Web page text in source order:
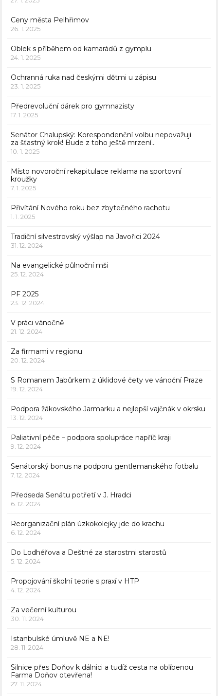
Ceny města Pelhřimov
26. 1. 2025
Oblek s příběhem od kamarádů z gymplu
24. 1. 2025
Ochranná ruka nad českými dětmi u zápisu
23. 1. 2025
Předrevoluční dárek pro gymnazisty
17. 1. 2025
Senátor Chalupský: Korespondenční volbu nepovažuji
za šťastný krok! Bude z toho ještě mrzení…
10. 1. 2025
Místo novoroční rekapitulace reklama na sportovní
kroužky
7. 1. 2025
Přivítání Nového roku bez zbytečného rachotu
1. 1. 2025
Tradiční silvestrovský výšlap na Javořici 2024
31. 12. 2024
Na evangelické půlnoční mši
25. 12. 2024
PF 2025
23. 12. 2024
V práci vánočně
21. 12. 2024
Za firmami v regionu
20. 12. 2024
S Romanem Jabůrkem z úklidové čety ve vánoční Praze
19. 12. 2024
Podpora žákovského Jarmarku a nejlepší vajčnák v okrsku
13. 12. 2024
Paliativní péče – podpora spolupráce napříč kraji
9. 12. 2024
Senátorský bonus na podporu gentlemanského fotbalu
7. 12. 2024
Předseda Senátu potřetí v J. Hradci
6. 12. 2024
Reorganizační plán úzkokolejky jde do krachu
6. 12. 2024
Do Lodhéřova a Deštné za starostmi starostů
5. 12. 2024
Propojování školní teorie s praxí v HTP
4. 12. 2024
Za večerní kulturou
30. 11. 2024
Istanbulské úmluvě NE a NE!
28. 11. 2024
Silnice přes Doňov k dálnici a tudíž cesta na oblíbenou
Farma Doňov otevřena!
27. 11. 2024